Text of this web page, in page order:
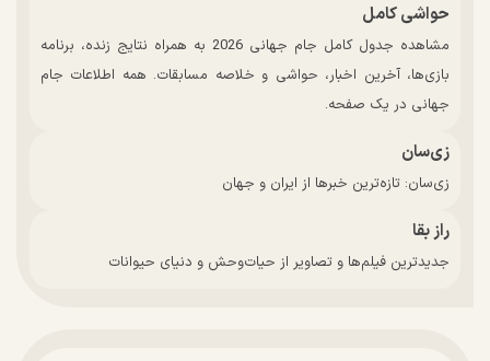
حواشی کامل
مشاهده جدول کامل جام جهانی 2026 به همراه نتایج زنده، برنامه
بازی‌ها، آخرین اخبار، حواشی و خلاصه مسابقات. همه اطلاعات جام
جهانی در یک صفحه.
زی‌سان
زی‌سان: تازه‌ترین خبرها از ایران و جهان
راز بقا
جدیدترین فیلم‌ها و تصاویر از حیات‌وحش و دنیای حیوانات